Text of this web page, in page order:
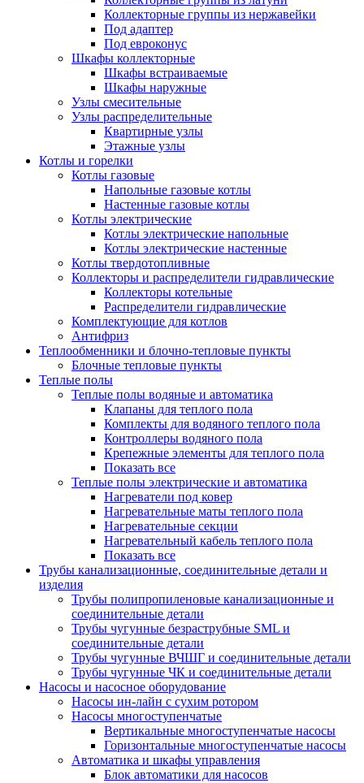
Коллекторные группы из нержавейки
Под адаптер
Под евроконус
Шкафы коллекторные
Шкафы встраиваемые
Шкафы наружные
Узлы смесительные
Узлы распределительные
Квартирные узлы
Этажные узлы
Котлы и горелки
Котлы газовые
Напольные газовые котлы
Настенные газовые котлы
Котлы электрические
Котлы электрические напольные
Котлы электрические настенные
Котлы твердотопливные
Коллекторы и распределители гидравлические
Коллекторы котельные
Распределители гидравлические
Комплектующие для котлов
Антифриз
Теплообменники и блочно-тепловые пункты
Блочные тепловые пункты
Теплые полы
Теплые полы водяные и автоматика
Клапаны для теплого пола
Комплекты для водяного теплого пола
Контроллеры водяного пола
Крепежные элементы для теплого пола
Показать все
Теплые полы электрические и автоматика
Нагреватели под ковер
Нагревательные маты теплого пола
Нагревательные секции
Нагревательный кабель теплого пола
Показать все
Трубы канализационные, соединительные детали и
изделия
Трубы полипропиленовые канализационные и
соединительные детали
Трубы чугунные безраструбные SML и
соединительные детали
Трубы чугунные ВЧШГ и соединительные детали
Трубы чугунные ЧК и соединительные детали
Насосы и насосное оборудование
Насосы ин-лайн с сухим ротором
Насосы многоступенчатые
Вертикальные многоступенчатые насосы
Горизонтальные многоступенчатые насосы
Автоматика и шкафы управления
Блок автоматики для насосов